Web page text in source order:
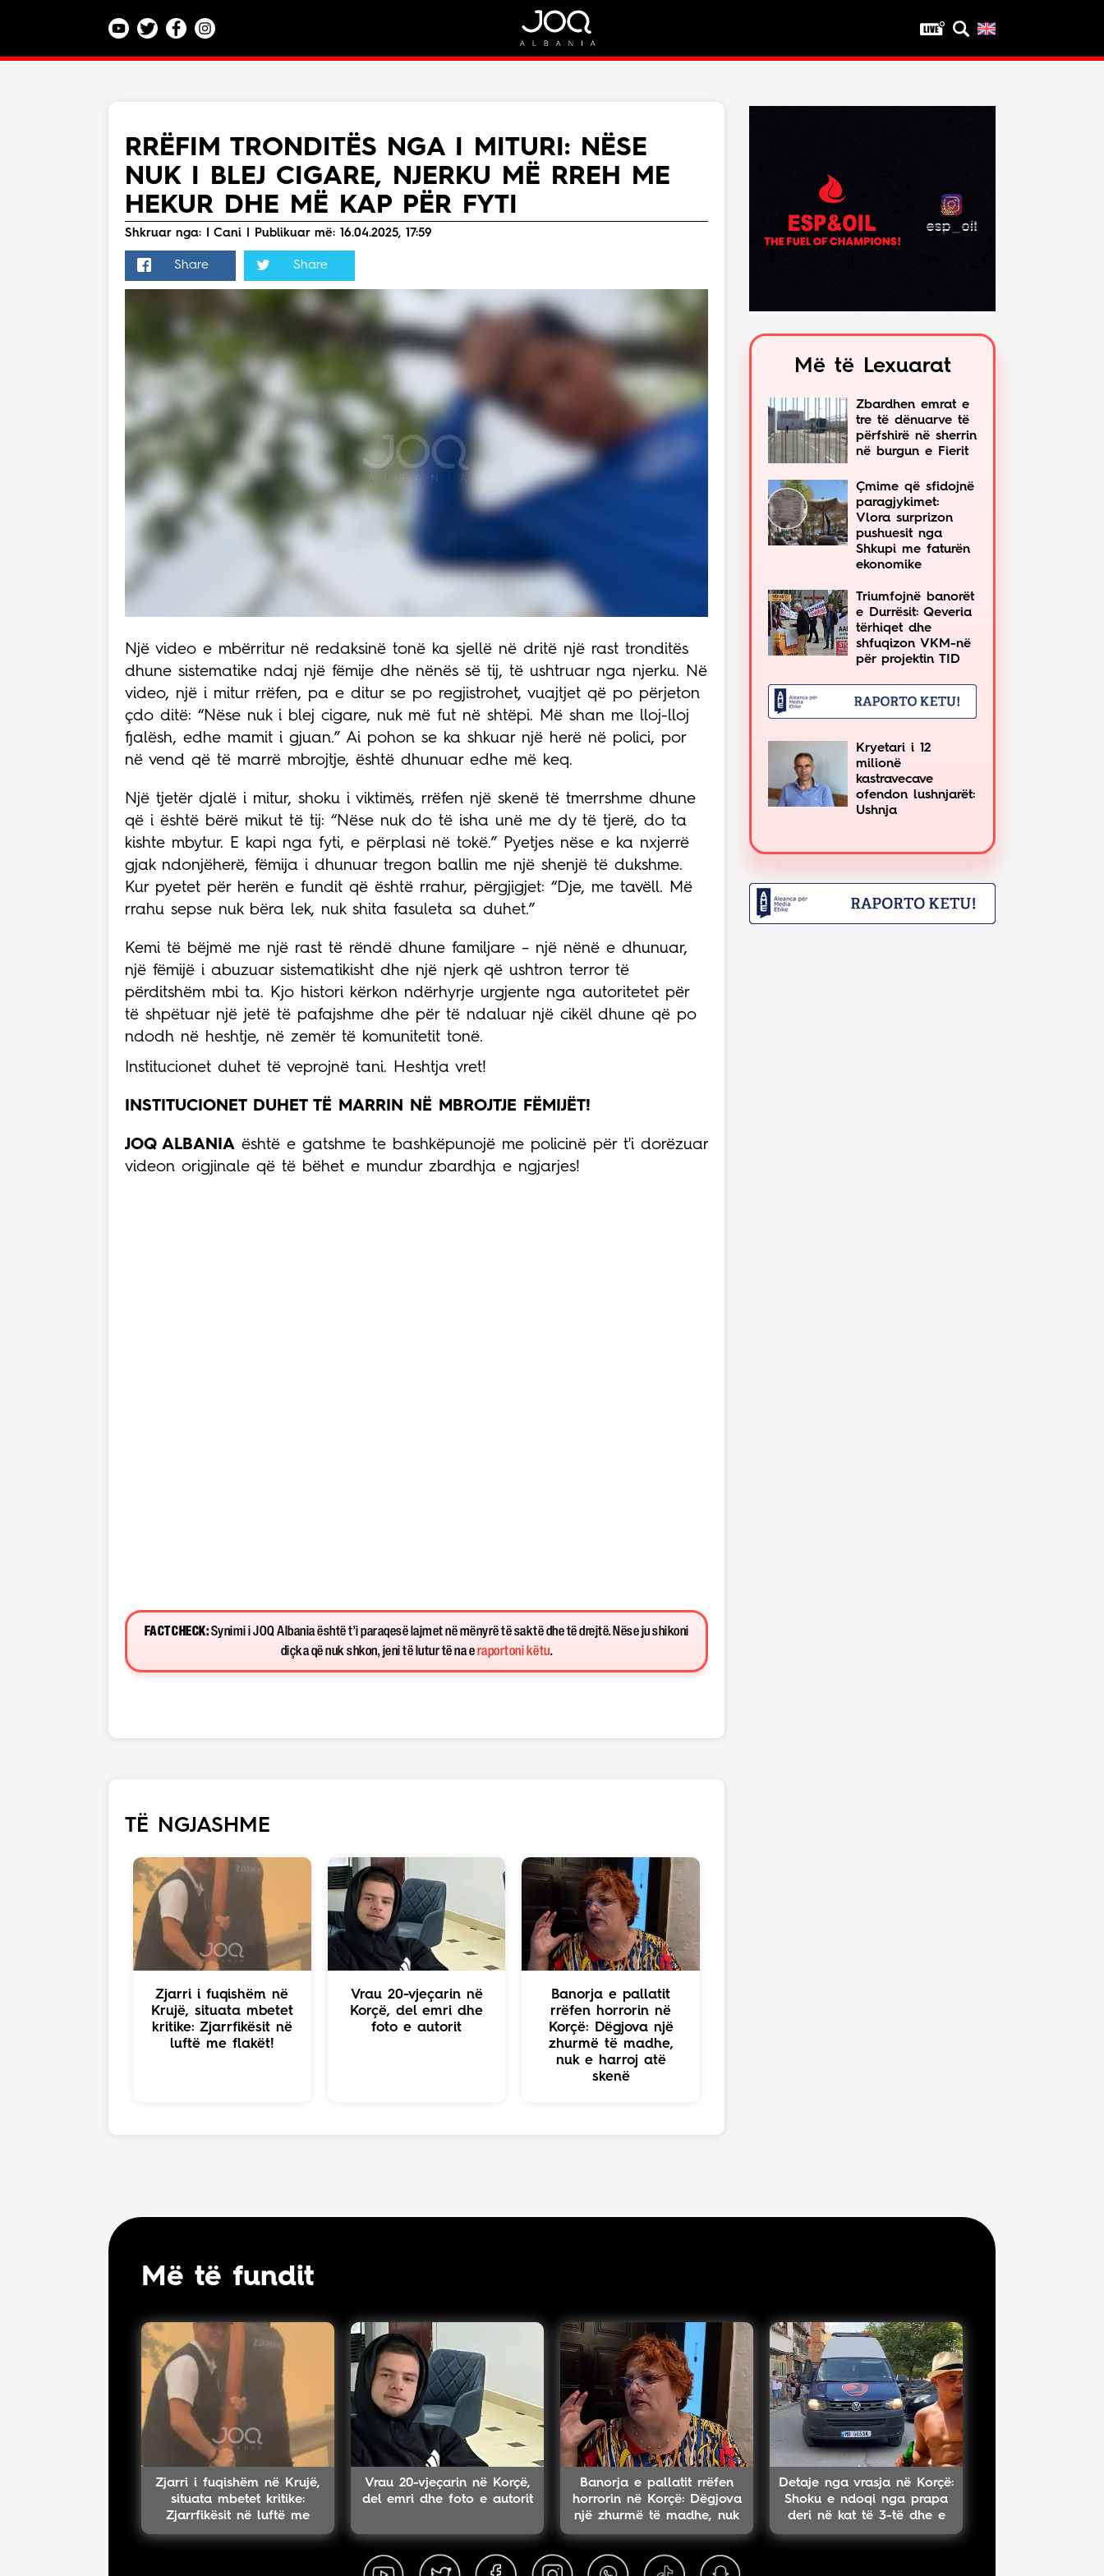
Lajme
Teknologji
Bota
Argëtim
Maqedoni
Puno me ne!
Live
Kontakt
RRËFIM TRONDITËS NGA I MITURI: NËSE
NUK I BLEJ CIGARE, NJERKU MË RREH ME
HEKUR DHE MË KAP PËR FYTI
Shkruar nga: I Cani | Publikuar më: 16.04.2025, 17:59
Share Share
Një video e mbërritur në redaksinë tonë ka sjellë në dritë një rast tronditës
dhune sistematike ndaj një fëmije dhe nënës së tij, të ushtruar nga njerku. Në
video, një i mitur rrëfen, pa e ditur se po regjistrohet, vuajtjet që po përjeton
çdo ditë: “Nëse nuk i blej cigare, nuk më fut në shtëpi. Më shan me lloj-lloj
fjalësh, edhe mamit i gjuan.” Ai pohon se ka shkuar një herë në polici, por
në vend që të marrë mbrojtje, është dhunuar edhe më keq.
Një tjetër djalë i mitur, shoku i viktimës, rrëfen një skenë të tmerrshme dhune
që i është bërë mikut të tij: “Nëse nuk do të isha unë me dy të tjerë, do ta
kishte mbytur. E kapi nga fyti, e përplasi në tokë.” Pyetjes nëse e ka nxjerrë
gjak ndonjëherë, fëmija i dhunuar tregon ballin me një shenjë të dukshme.
Kur pyetet për herën e fundit që është rrahur, përgjigjet: “Dje, me tavëll. Më
rrahu sepse nuk bëra lek, nuk shita fasuleta sa duhet.”
Kemi të bëjmë me një rast të rëndë dhune familjare – një nënë e dhunuar,
një fëmijë i abuzuar sistematikisht dhe një njerk që ushtron terror të
përditshëm mbi ta. Kjo histori kërkon ndërhyrje urgjente nga autoritetet për
të shpëtuar një jetë të pafajshme dhe për të ndaluar një cikël dhune që po
ndodh në heshtje, në zemër të komunitetit tonë.
Institucionet duhet të veprojnë tani. Heshtja vret!
INSTITUCIONET DUHET TË MARRIN NË MBROJTJE FËMIJËT!
JOQ ALBANIA është e gatshme te bashkëpunojë me policinë për t'i dorëzuar
videon origjinale që të bëhet e mundur zbardhja e ngjarjes!
FACT CHECK:Synimi i JOQ Albania është t’i paraqesë lajmet në mënyrë të saktë dhe të drejtë. Nëse ju shikoni
diçka që nuk shkon, jeni të lutur të na e raportoni këtu.
TË NGJASHME
Zjarri i fuqishëm në
Krujë, situata mbetet
kritike: Zjarrfikësit në
luftë me flakët!
Vrau 20-vjeçarin në
Korçë, del emri dhe
foto e autorit
Banorja e pallatit
rrëfen horrorin në
Korçë: Dëgjova një
zhurmë të madhe,
nuk e harroj atë
skenë
Më të Lexuarat
Zbardhen emrat e
tre të dënuarve të
përfshirë në sherrin
në burgun e Fierit
Çmime që sfidojnë
paragjykimet:
Vlora surprizon
pushuesit nga
Shkupi me faturën
ekonomike
Triumfojnë banorët
e Durrësit: Qeveria
tërhiqet dhe
shfuqizon VKM-në
për projektin TID
Kryetari i 12
milionë
kastravecave
ofendon lushnjarët:
Ushnja
Më të fundit
Zjarri i fuqishëm në Krujë,
situata mbetet kritike:
Zjarrfikësit në luftë me
flakët!
Vrau 20-vjeçarin në Korçë,
del emri dhe foto e autorit
Banorja e pallatit rrëfen
horrorin në Korçë: Dëgjova
një zhurmë të madhe, nuk
e harroj atë skenë
Detaje nga vrasja në Korçë:
Shoku e ndoqi nga prapa
deri në kat të 3-të dhe e
qëlloi